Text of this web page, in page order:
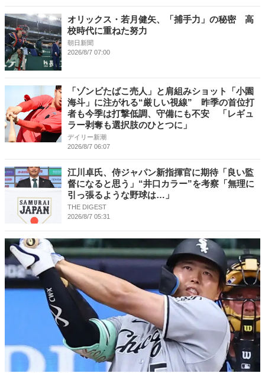
オリックス・若月健矢、「捕手力」の秘密 高
校時代に重ねた努力
朝日新聞
2026/8/7 07:00
「ゾンビたばこ売人」と肩組みショット「小園
海斗」に注がれる“厳しい視線” 昨季の首位打
者も今季は打撃低調、守備にも不安 「レギュ
ラー剥奪も選択肢のひとつに」
デイリー新潮
2026/8/7 06:07
江川卓氏、侍ジャパン新指揮官に期待「良い監
督になると思う」“井口カラー”を考察「無理に
引っ張るような野球は…」
THE DIGEST
2026/8/7 05:31